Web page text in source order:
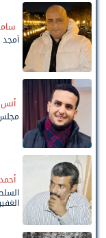
الغفير